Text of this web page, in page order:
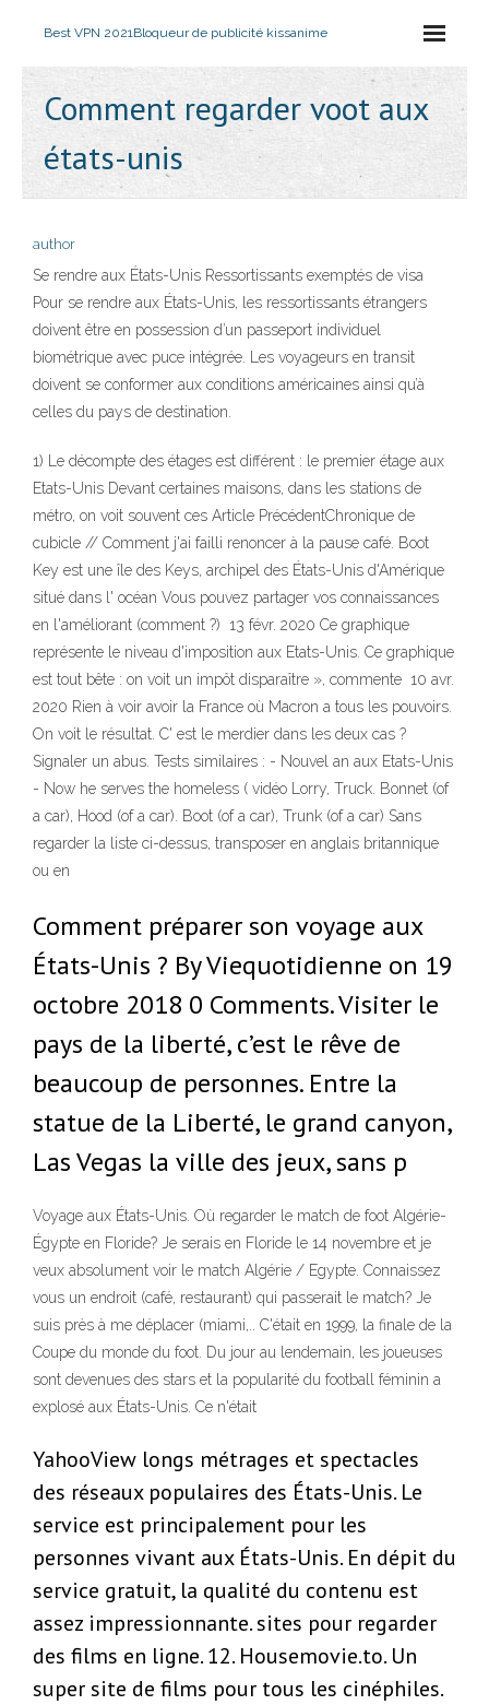
Best VPN 2021Bloqueur de publicité kissanime
Comment regarder voot aux
états-unis
author
Se rendre aux États-Unis Ressortissants exemptés de visa
Pour se rendre aux États-Unis, les ressortissants étrangers
doivent être en possession d’un passeport individuel
biométrique avec puce intégrée. Les voyageurs en transit
doivent se conformer aux conditions américaines ainsi qu’à
celles du pays de destination.
1) Le décompte des étages est différent : le premier étage aux
Etats-Unis Devant certaines maisons, dans les stations de
métro, on voit souvent ces Article PrécédentChronique de
cubicle // Comment j'ai failli renoncer à la pause café. Boot
Key est une île des Keys, archipel des États-Unis d'Amérique
situé dans l' océan Vous pouvez partager vos connaissances
en l'améliorant (comment ?) 13 févr. 2020 Ce graphique
représente le niveau d'imposition aux Etats-Unis. Ce graphique
est tout bête : on voit un impôt disparaître », commente 10 avr.
2020 Rien à voir avoir la France où Macron a tous les pouvoirs.
On voit le résultat. C' est le merdier dans les deux cas ?
Signaler un abus. Tests similaires : - Nouvel an aux Etats-Unis
- Now he serves the homeless ( vidéo Lorry, Truck. Bonnet (of
a car), Hood (of a car). Boot (of a car), Trunk (of a car) Sans
regarder la liste ci-dessus, transposer en anglais britannique
ou en
Comment préparer son voyage aux
États-Unis ? By Viequotidienne on 19
octobre 2018 0 Comments. Visiter le
pays de la liberté, c’est le rêve de
beaucoup de personnes. Entre la
statue de la Liberté, le grand canyon,
Las Vegas la ville des jeux, sans p
Voyage aux États-Unis. Où regarder le match de foot Algérie-
Égypte en Floride? Je serais en Floride le 14 novembre et je
veux absolument voir le match Algérie / Egypte. Connaissez
vous un endroit (café, restaurant) qui passerait le match? Je
suis près à me déplacer (miami,.. C'était en 1999, la finale de la
Coupe du monde du foot. Du jour au lendemain, les joueuses
sont devenues des stars et la popularité du football féminin a
explosé aux États-Unis. Ce n'était
YahooView longs métrages et spectacles
des réseaux populaires des États-Unis. Le
service est principalement pour les
personnes vivant aux États-Unis. En dépit du
service gratuit, la qualité du contenu est
assez impressionnante. sites pour regarder
des films en ligne. 12. Housemovie.to. Un
super site de films pour tous les cinéphiles.